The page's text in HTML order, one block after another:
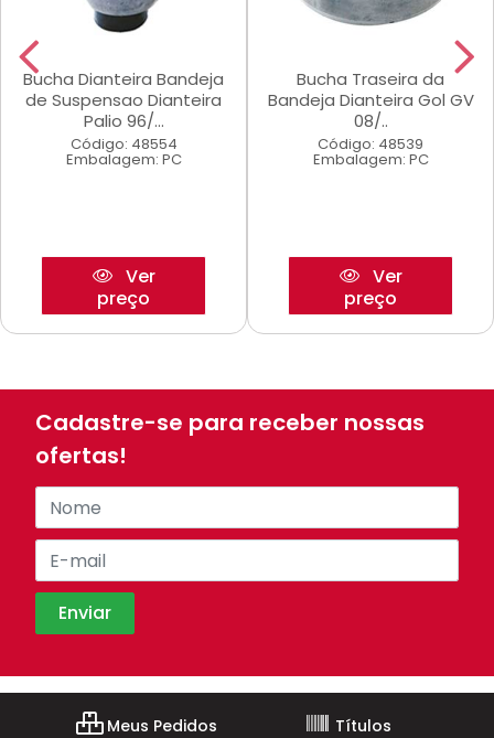
Bucha Dianteira Bandeja
de Suspensao Dianteira
Palio 96/...
Código: 48554
Embalagem: PC
Ver
preço
Bucha Traseira da
Bandeja Dianteira Gol GV
08/..
Código: 48539
Embalagem: PC
Ver
preço
Cadastre-se para receber nossas
ofertas!
Meus Pedidos
Títulos